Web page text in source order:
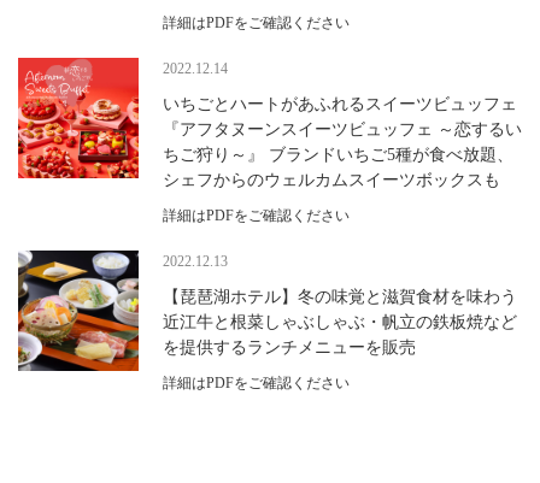
詳細はPDFをご確認ください
2022.12.14
いちごとハートがあふれるスイーツビュッフェ
『アフタヌーンスイーツビュッフェ ～恋するい
ちご狩り～』 ブランドいちご5種が食べ放題、
シェフからのウェルカムスイーツボックスも
詳細はPDFをご確認ください
2022.12.13
【琵琶湖ホテル】冬の味覚と滋賀食材を味わう
近江牛と根菜しゃぶしゃぶ・帆立の鉄板焼など
を提供するランチメニューを販売
詳細はPDFをご確認ください